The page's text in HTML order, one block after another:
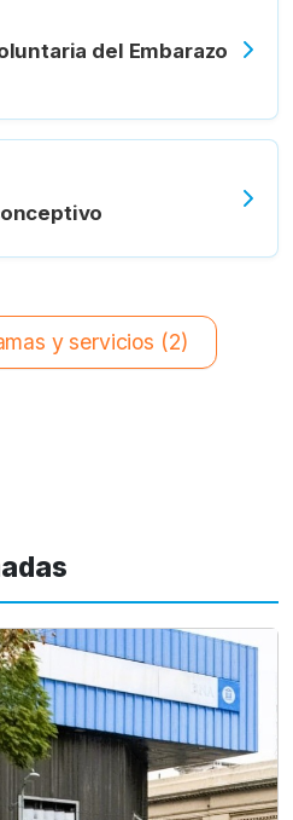
del Embarazo
y servicios (2)